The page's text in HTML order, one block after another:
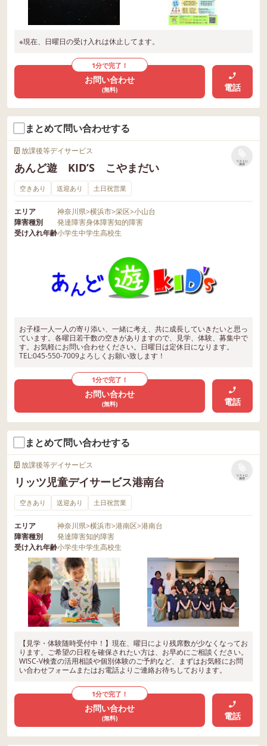
※現在、日曜日の受け入れは休止してます。
1分で完了！
お問い合わせ
(無料) 電話
まとめて問い合わせする
放課後等デイサービス
あんど遊 KID’S こやまだい
リストに
保存
空きあり 送迎あり 土日祝営業
エリア 神奈川県>横浜市>栄区>小山台
障害種別
発達障害身体障害知的障害
受け入れ年齢小学生中学生高校生
お子様一人一人の寄り添い、一緒に考え、共に成長していきたいと思っ
ています。各曜日若干数の空きがありますので、見学、体験、募集中で
す。お気軽にお問い合わせください。日曜日は定休日になります。
TEL:045-550-7009よろしくお願い致します！
1分で完了！
お問い合わせ
(無料) 電話
まとめて問い合わせする
放課後等デイサービス
リッツ児童デイサービス港南台
リストに
保存
空きあり 送迎あり 土日祝営業
エリア 神奈川県>横浜市>港南区>港南台
障害種別
発達障害知的障害
受け入れ年齢小学生中学生高校生
【見学・体験随時受付中！】現在、曜日により残席数が少なくなってお
ります。ご希望の日程を確保されたい方は、お早めにご相談ください。
WISC-V検査の活用相談や個別体験のご予約など、まずはお気軽にお問
い合わせフォームまたはお電話よりご連絡お待ちしております。
1分で完了！
お問い合わせ
(無料) 電話